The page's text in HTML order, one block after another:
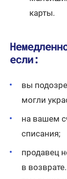
карты.
если:
вы
могли
на вашем
списания;
продавец
в